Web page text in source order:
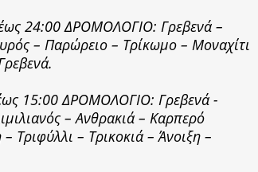
24:00 ΔΡΟΜΟΛΟΓΙΟ: Γρεβενά –
– Παρώρειο – Τρίκωμο – Μοναχίτι
15:00 ΔΡΟΜΟΛΟΓΙΟ: Γρεβενά -
– Ανθρακιά – Καρπερό
– Τρικοκιά – Άνοιξη –